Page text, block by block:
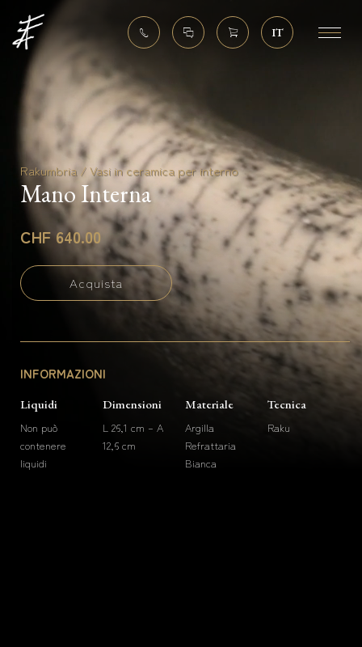
IT
Rakumbria / Vasi in ceramica per interno
Mano Interna
CHF 640.00
Acquista
INFORMAZIONI
Liquidi
Non può
contenere
liquidi
Dimensioni
L 26,1 cm – A
12,6 cm
Materiale
Argilla
Refrattaria
Bianca
Tecnica
Raku